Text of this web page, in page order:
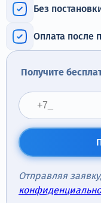
+7 (905) 483-87-88
Новосибирск, Красный
Без
Оплата после
Получите
Отправляя